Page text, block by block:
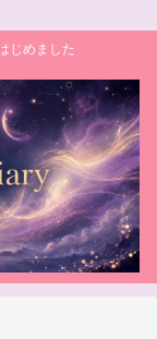
じめました